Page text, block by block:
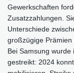
Gewerkschaften
Zusatzzahlungen.
Unterschiede
großzügige Prämien
Bei Samsung
gestreikt: 2024